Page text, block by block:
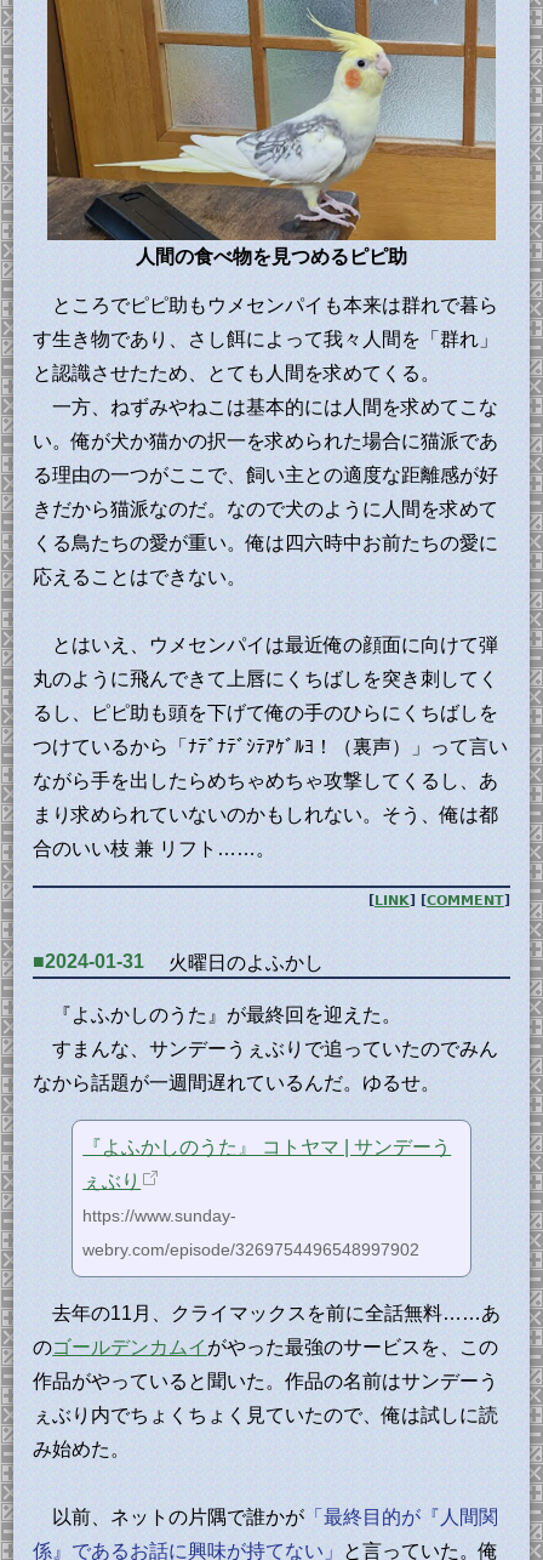
人間の食べ物を見つめるピピ助
ところでピピ助もウメセンパイも本来は群れで暮ら
す生き物であり、さし餌によって我々人間を「群れ」
と認識させたため、とても人間を求めてくる。
一方、ねずみやねこは基本的には人間を求めてこな
い。俺が犬か猫かの択一を求められた場合に猫派であ
る理由の一つがここで、飼い主との適度な距離感が好
きだから猫派なのだ。なので犬のように人間を求めて
くる鳥たちの愛が重い。俺は四六時中お前たちの愛に
応えることはできない。
とはいえ、ウメセンパイは最近俺の顔面に向けて弾
丸のように飛んできて上唇にくちばしを突き刺してく
るし、ピピ助も頭を下げて俺の手のひらにくちばしを
つけているから「ﾅﾃﾞﾅﾃﾞｼﾃｱｹﾞﾙﾖ！（裏声）」って言い
ながら手を出したらめちゃめちゃ攻撃してくるし、あ
まり求められていないのかもしれない。そう、俺は都
合のいい枝 兼 リフト……。
[LINK] [COMMENT]
■2024-01-31 火曜日のよふかし
『よふかしのうた』が最終回を迎えた。
すまんな、サンデーうぇぶりで追っていたのでみん
なから話題が一週間遅れているんだ。ゆるせ。
『よふかしのうた』 コトヤマ | サンデーう
ぇぶり
https://www.sunday-
webry.com/episode/3269754496548997902
去年の11月、クライマックスを前に全話無料……あ
のゴールデンカムイがやった最強のサービスを、この
作品がやっていると聞いた。作品の名前はサンデーう
ぇぶり内でちょくちょく見ていたので、俺は試しに読
み始めた。
以前、ネットの片隅で誰かが 「最終目的が『人間関
係』であるお話に興味が持てない」
と言っていた。俺